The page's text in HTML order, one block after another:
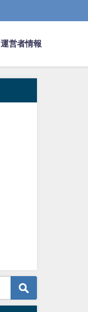
運営者情報